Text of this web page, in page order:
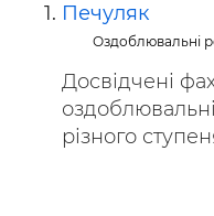
Печуляк
Оздоблювальні
Досвідчені
різного